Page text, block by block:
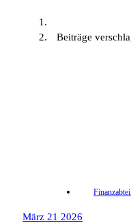
Beiträge
März 21 2026